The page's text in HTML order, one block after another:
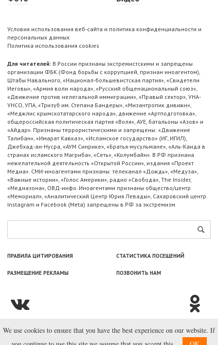
Условия использования веб-сайта и политика конфиденциальности и
персональных данных
Политика использования cookies
Для читателей: В России признаны экстремистскими и запрещены
организации ФБК (Фонд борьбы с коррупцией, признан иноагентом),
Штабы Навального, «Национал-большевистская партия», «Свидетели
Иеговы», «Армия воли народа», «Русский общенациональный союз»,
«Движение против нелегальной иммиграции», «Правый сектор», УНА-
УНСО, УПА, «Тризуб им. Степана Бандеры», «Мизантропик дивижн»,
«Меджлис крымскотатарского народа», движение «Артподготовка»,
общероссийская политическая партия «Воля», АУЕ, батальоны «Азов» и
«Айдар». Признаны террористическими и запрещены: «Движение
Талибан», «Имарат Кавказ», «Исламское государство» (ИГ, ИГИЛ),
Джебхад-ан-Нусра, «АУМ Синрике», «Братья-мусульмане», «Аль-Каида в
странах исламского Магриба», «Сеть», «Колумбайн». В РФ признана
нежелательной деятельность «Открытой России», издания «Проект
Медиа». СМИ-иноагентами признаны: телеканал «Дождь», «Медуза»,
«Важные истории», «Голос Америки», радио «Свобода», The Insider,
«Медиазона», ОВД-инфо. Иноагентами признаны общество/центр
«Мемориал», «Аналитический Центр Юрия Левады», Сахаровский центр.
Instagram и Facebook (Metа) запрещены в РФ за экстремизм.
ПРАВИЛА ЦИТИРОВАНИЯ СТАТИСТИКА ПОСЕЩЕНИЙ
РАЗМЕЩЕНИЕ РЕКЛАМЫ ПОЗВОНИТЬ НАМ
© ООО «Лаборатория Новоcтей», 2003—2026.
We use cookies to ensure that you have the best experience on our website. If